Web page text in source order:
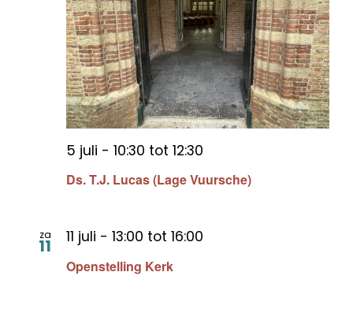
Ds. T.J. Lucas (Lage Vuursche)
5 juli - 10:30 tot 12:30
za
11
Openstelling Kerk
11 juli - 13:00 tot 16:00